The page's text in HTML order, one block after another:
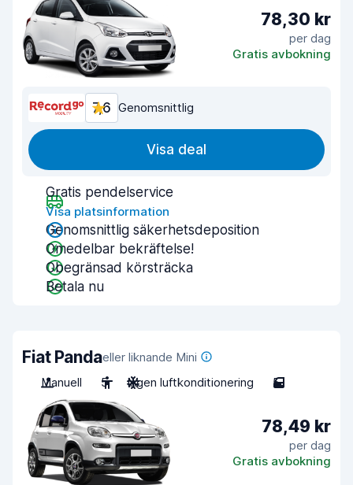
78,30 kr
per dag
Gratis avbokning
7,6 Genomsnittlig
Visa deal
Gratis pendelservice
Visa platsinformation
Genomsnittlig säkerhetsdeposition
Omedelbar bekräftelse!
Obegränsad körsträcka
Betala nu
Fiat Pandaeller liknande Mini
Manuell
5 Ingen luftkonditionering 5
78,49 kr
per dag
Gratis avbokning